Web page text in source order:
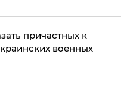
причастных к
военных